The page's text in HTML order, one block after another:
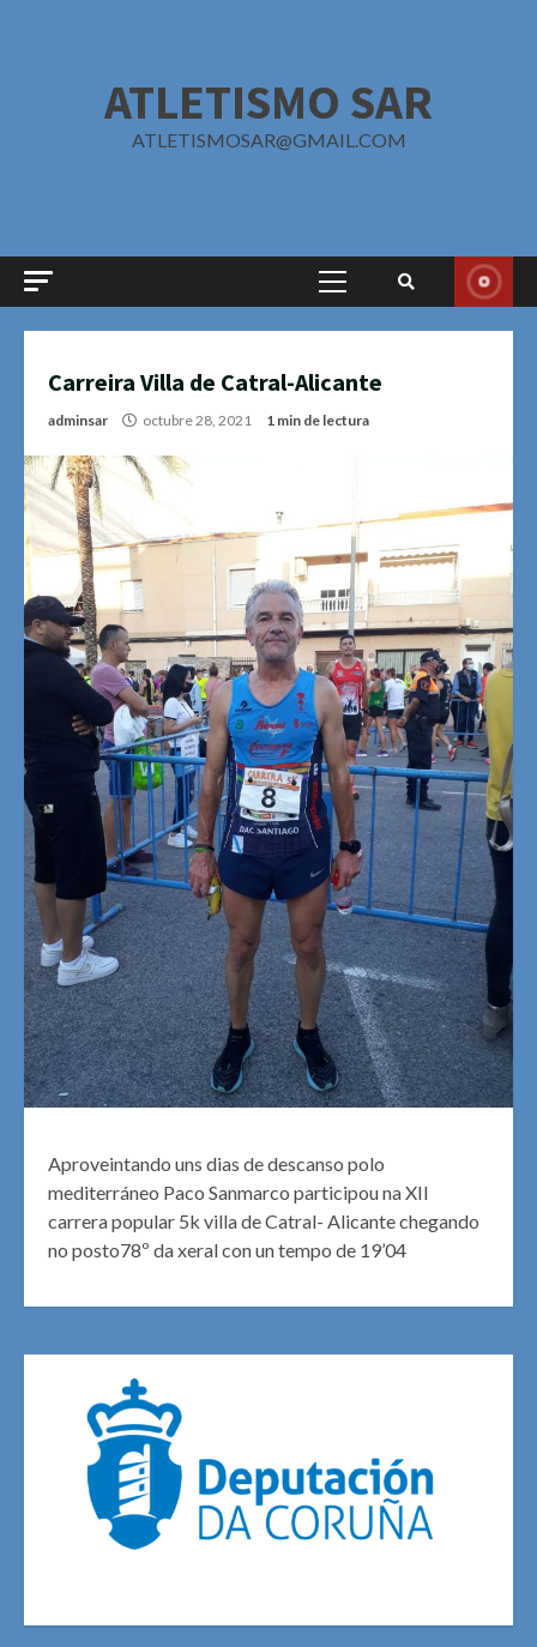
ATLETISMO SAR
ATLETISMOSAR@GMAIL.COM
Menú
Carreira Villa de Catral-Alicante
adminsar octubre 28, 2021 1 min de lectura
Aproveintando uns dias de descanso polo
mediterráneo Paco Sanmarco participou na XII
carrera popular 5k villa de Catral- Alicante chegando
no posto78º da xeral con un tempo de 19’04